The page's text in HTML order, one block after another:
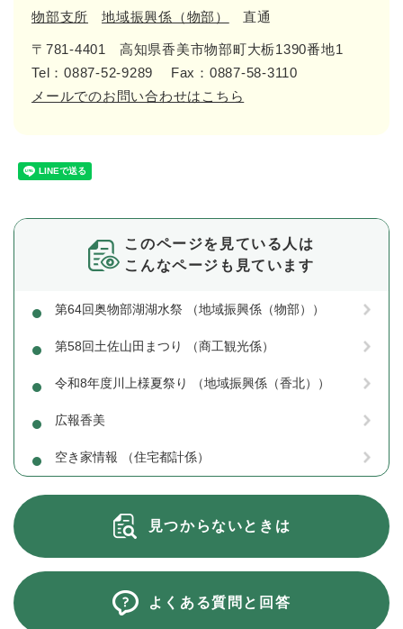
物部支所 地域振興係（物部） 直通
〒781-4401
高知県香美市物部町大栃1390番地1
Tel：0887-52-9289
Fax：0887-58-3110
メールでのお問い合わせはこちら
このページを見ている人は
こんなページも見ています
第64回奥物部湖湖水祭 （地域振興係（物部））
第58回土佐山田まつり （商工観光係）
令和8年度川上様夏祭り （地域振興係（香北））
広報香美
空き家情報 （住宅都計係）
見つからないときは
よくある質問と回答